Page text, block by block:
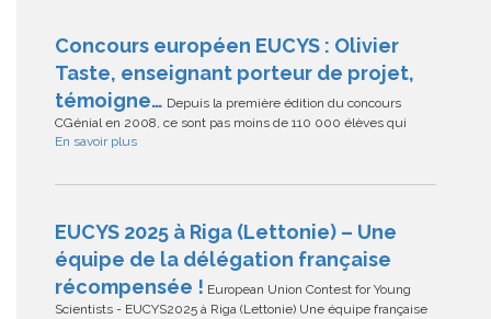
Concours européen EUCYS : Olivier
Taste, enseignant porteur de projet,
témoigne… Depuis la première édition du concours
CGénial en 2008, ce sont pas moins de 110 000 élèves qui
En savoir plus
EUCYS 2025 à Riga (Lettonie) – Une
équipe de la délégation française
récompensée ! European Union Contest for Young
Scientists - EUCYS2025 à Riga (Lettonie) Une équipe française